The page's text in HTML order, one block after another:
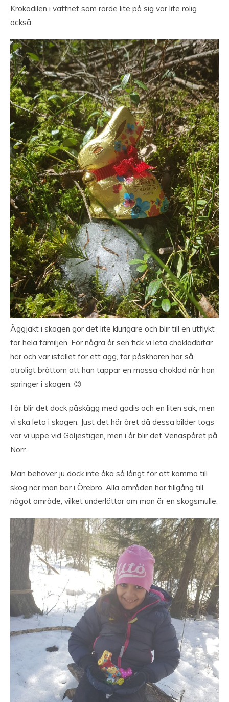
Krokodilen i vattnet som rörde lite på sig var lite rolig
också.
Äggjakt i skogen gör det lite klurigare och blir till en utflykt
för hela familjen. För några år sen fick vi leta chokladbitar
här och var istället för ett ägg, för påskharen har så
otroligt bråttom att han tappar en massa choklad när han
springer i skogen. 😊
I år blir det dock påskägg med godis och en liten sak, men
vi ska leta i skogen. Just det här året då dessa bilder togs
var vi uppe vid Göljestigen, men i år blir det Venaspåret på
Norr.
Man behöver ju dock inte åka så långt för att komma till
skog när man bor i Örebro. Alla områden har tillgång till
något område, vilket underlättar om man är en skogsmulle.